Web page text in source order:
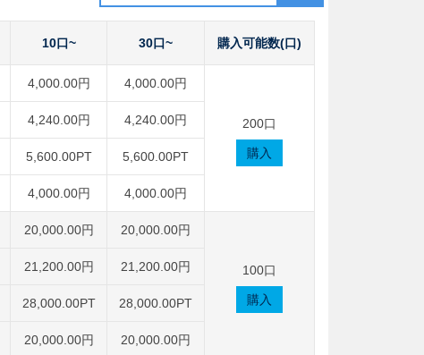
10口~ 30口~ 購入可能数(口)
4,000.00円 4,000.00円
200口
購入
4,240.00円 4,240.00円
5,600.00PT 5,600.00PT
4,000.00円 4,000.00円
20,000.00円 20,000.00円
100口
購入
21,200.00円 21,200.00円
28,000.00PT 28,000.00PT
20,000.00円 20,000.00円